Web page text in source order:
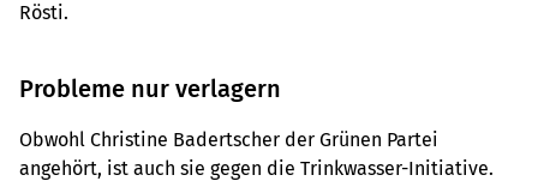
Rösti.
Probleme nur verlagern
Obwohl Christine Badertscher der Grünen Partei
angehört, ist auch sie gegen die Trinkwasser-Initiative.